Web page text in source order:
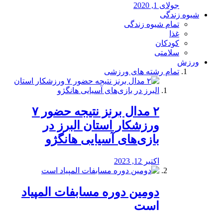
جولای 1, 2020
شیوه زندگی
تمام شیوه زندگی
غذا
کودکان
سلامتی
ورزش
تمام رشته های ورزشی
۲ مدال برنز نتیجه حضور ۷
ورزشکار استان البرز در
بازی‌های آسیایی هانگژو
اکتبر 12, 2023
دومین دوره مسابفات المپیاد
است